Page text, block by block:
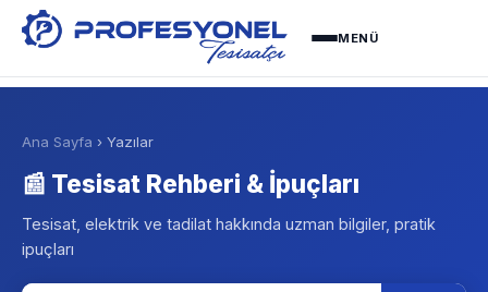
MENÜ
Ana Sayfa › Yazılar
📰 Tesisat Rehberi & İpuçları
Tesisat, elektrik ve tadilat hakkında uzman bilgiler, pratik
ipuçları